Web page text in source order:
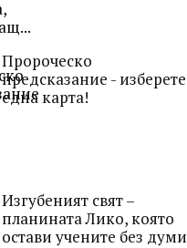
Пророческо
предсказание - изберете
една карта!
Изгубеният свят –
планината Лико, която
остави учените без думи